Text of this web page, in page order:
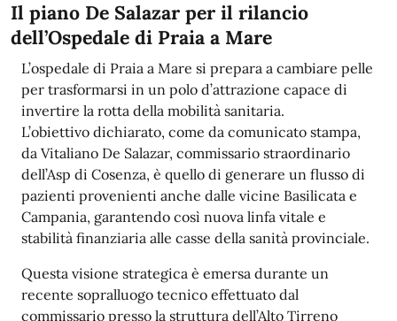
Il piano De Salazar per il rilancio
dell’Ospedale di Praia a Mare
L’ospedale di Praia a Mare si prepara a cambiare pelle
per trasformarsi in un polo d’attrazione capace di
invertire la rotta della mobilità sanitaria.
L’obiettivo dichiarato, come da comunicato stampa,
da Vitaliano De Salazar, commissario straordinario
dell’Asp di Cosenza, è quello di generare un flusso di
pazienti provenienti anche dalle vicine Basilicata e
Campania, garantendo così nuova linfa vitale e
stabilità finanziaria alle casse della sanità provinciale.
Questa visione strategica è emersa durante un
recente sopralluogo tecnico effettuato dal
commissario presso la struttura dell’Alto Tirreno